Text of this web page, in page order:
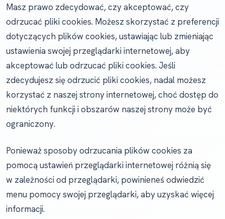
Masz prawo zdecydować, czy akceptować, czy
odrzucać pliki cookies. Możesz skorzystać z preferencji
dotyczących plików cookies, ustawiając lub zmieniając
ustawienia swojej przeglądarki internetowej, aby
akceptować lub odrzucać pliki cookies. Jeśli
zdecydujesz się odrzucić pliki cookies, nadal możesz
korzystać z naszej strony internetowej, choć dostęp do
niektórych funkcji i obszarów naszej strony może być
ograniczony.
Ponieważ sposoby odrzucania plików cookies za
pomocą ustawień przeglądarki internetowej różnią się
w zależności od przeglądarki, powinieneś odwiedzić
menu pomocy swojej przeglądarki, aby uzyskać więcej
informacji.